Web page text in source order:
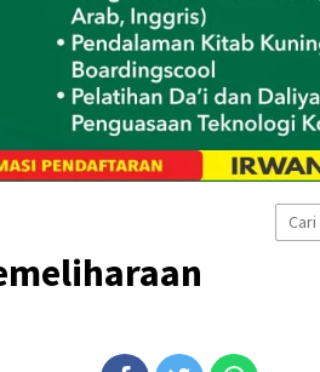
Cari
untuk: